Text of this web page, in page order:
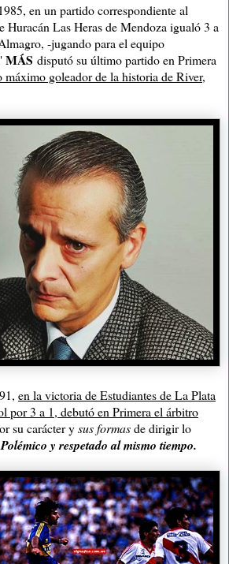
en un partido correspondiente al
Huracán Las Heras de Mendoza igualó 3 a
-jugando para el equipo
MÁS disputó su último partido en Primera
máximo goleador de la historia de River,
en la victoria de Estudiantes de La Plata
por 3 a 1, debutó en Primera el árbitro
su carácter ysus formasde dirigir lo
Polémico y respetado al mismo tiempo.